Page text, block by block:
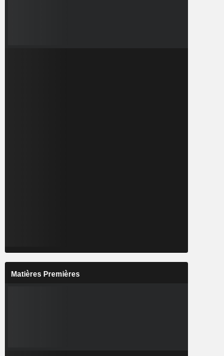
Matières Premières